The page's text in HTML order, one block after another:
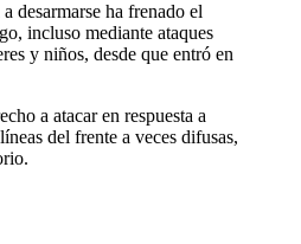
desarmarse ha frenado el
incluso mediante ataques
y niños, desde que entró en
a atacar en respuesta a
del frente a veces difusas,